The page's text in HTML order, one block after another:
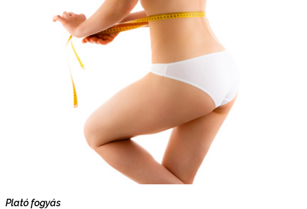
Plató fogyás